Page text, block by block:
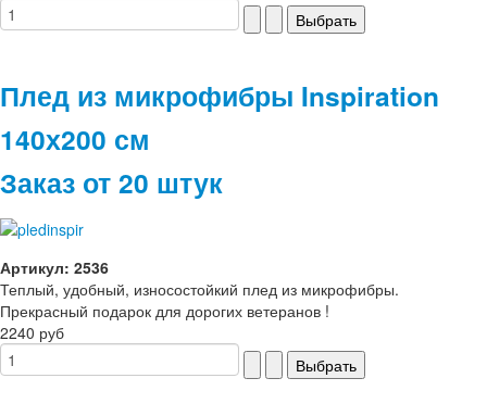
Плед из микрофибры Inspiration
140х200 см
Заказ от 20 штук
Артикул: 2536
Теплый, удобный, износостойкий плед из микрофибры.
Прекрасный подарок для дорогих ветеранов !
2240 руб